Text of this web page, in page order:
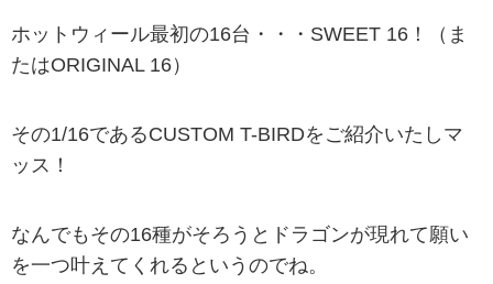
ホットウィール最初の16台・・・SWEET 16！（ま
たはORIGINAL 16）
その1/16であるCUSTOM T-BIRDをご紹介いたしマ
ッス！
なんでもその16種がそろうとドラゴンが現れて願い
を一つ叶えてくれるというのでね。